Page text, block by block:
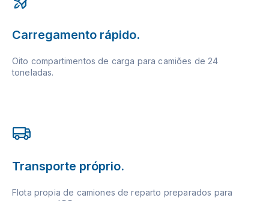
Carregamento rápido.
Oito compartimentos de carga para camiões de 24
toneladas.
Transporte próprio.
Flota propia de camiones de reparto preparados para